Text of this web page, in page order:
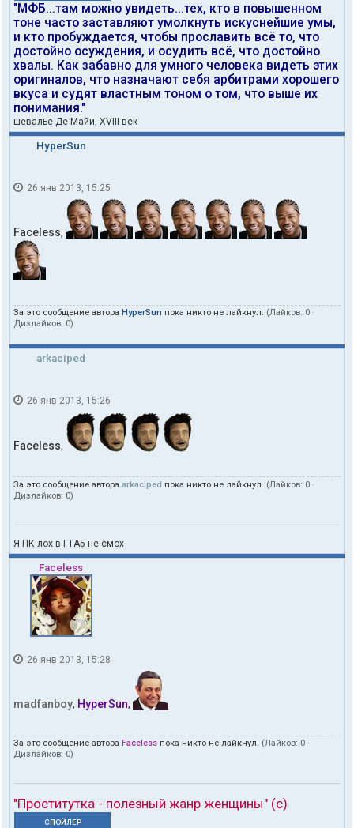
"МФБ...там можно увидеть...тех, кто в повышенном
тоне часто заставляют умолкнуть искуснейшие умы,
и кто пробуждается, чтобы прославить всё то, что
достойно осуждения, и осудить всё, что достойно
хвалы. Как забавно для умного человека видеть этих
оригиналов, что назначают себя арбитрами хорошего
вкуса и судят властным тоном о том, что выше их
понимания."
шевалье Де Майи, XVIII век
HyperSun
26 янв 2013, 15:25
Faceless,
За это сообщение автора HyperSun пока никто не лайкнул. (Лайков: 0 ·
Дизлайков: 0)
arkaciped
26 янв 2013, 15:26
Faceless,
За это сообщение автора arkaciped пока никто не лайкнул. (Лайков: 0 ·
Дизлайков: 0)
Я ПК-лох в ГТА5 не смох
Faceless
26 янв 2013, 15:28
madfanboy, HyperSun,
За это сообщение автора Faceless пока никто не лайкнул. (Лайков: 0 ·
Дизлайков: 0)
"Проститутка - полезный жанр женщины" (с)
СПОЙЛЕР